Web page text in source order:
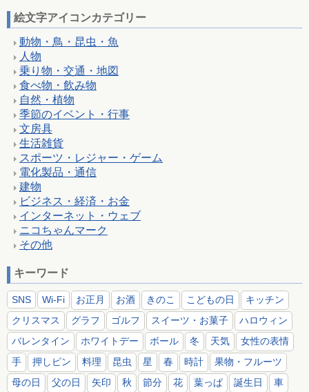
絵文字アイコンカテゴリー
動物・鳥・昆虫・魚
人物
乗り物・交通・地図
食べ物・飲み物
自然・植物
季節のイベント・行事
文房具
生活雑貨
スポーツ・レジャー・ゲーム
電化製品・通信
建物
ビジネス・経済・お金
インターネット・ウェブ
ニコちゃんマーク
その他
キーワード
SNS Wi-Fi お正月 お酒 きのこ こどもの日
キッチン
クリスマス
グラフ ゴルフ スイーツ・お菓子
ハロウィン
バレンタイン
ホワイトデー ボール 冬 天気
女性の表情
手
押しピン 料理 昆虫 星 春 時計
果物・フルーツ
母の日
父の日 矢印 秋 節分 花 葉っぱ 誕生日 車